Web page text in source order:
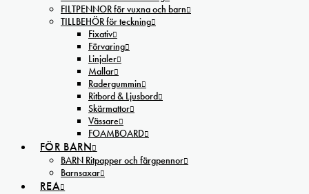
FILTPENNOR för vuxna och barn
TILLBEHÖR för teckning
Fixativ
Förvaring
Linjaler
Mallar
Radergummin
Ritbord & Ljusbord
Skärmattor
Vässare
FOAMBOARD
FÖR BARN
BARN Ritpapper och färgpennor
Barnsaxar
REA